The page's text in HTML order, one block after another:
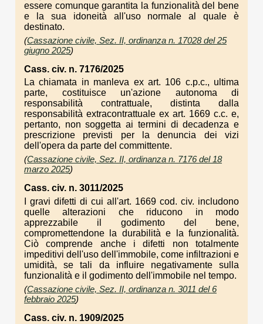
essere comunque garantita la funzionalità del bene
e la sua idoneità all'uso normale al quale è
destinato.
(Cassazione civile, Sez. II, ordinanza n. 17028 del 25
giugno 2025)
Cass. civ. n. 7176/2025
La chiamata in manleva ex art. 106 c.p.c., ultima
parte, costituisce un'azione autonoma di
responsabilità contrattuale, distinta dalla
responsabilità extracontrattuale ex art. 1669 c.c. e,
pertanto, non soggetta ai termini di decadenza e
prescrizione previsti per la denuncia dei vizi
dell'opera da parte del committente.
(Cassazione civile, Sez. II, ordinanza n. 7176 del 18
marzo 2025)
Cass. civ. n. 3011/2025
I gravi difetti di cui all'art. 1669 cod. civ. includono
quelle alterazioni che riducono in modo
apprezzabile il godimento del bene,
compromettendone la durabilità e la funzionalità.
Ciò comprende anche i difetti non totalmente
impeditivi dell'uso dell'immobile, come infiltrazioni e
umidità, se tali da influire negativamente sulla
funzionalità e il godimento dell'immobile nel tempo.
(Cassazione civile, Sez. II, ordinanza n. 3011 del 6
febbraio 2025)
Cass. civ. n. 1909/2025